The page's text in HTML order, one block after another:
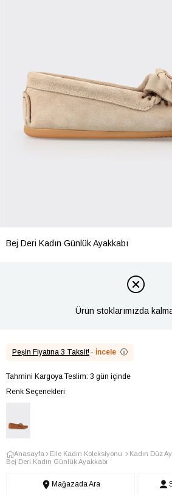
Bej Deri Kadın Günlük Ayakkabı
Ürün stoklarımızda
Peşin Fiyatına 3 Taksit! · İncele ⓘ
Tahmini Kargoya Teslim: 3 gün içinde
Renk Seçenekleri
Anasayfa Elle Kadın Koleksiyonu
Kadın Düz
Bej Deri Kadın Günlük Ayakkabı
Mağazada Ara